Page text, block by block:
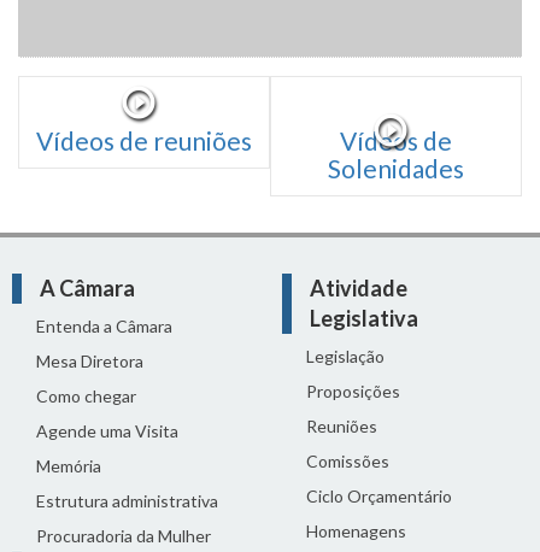
Vídeos de reuniões
Vídeos de
Solenidades
A Câmara
Entenda a Câmara
Mesa Diretora
Como chegar
Agende uma Visita
Memória
Estrutura administrativa
Procuradoria da Mulher
Atividade
Legislativa
Legislação
Proposições
Reuniões
Comissões
Ciclo Orçamentário
Homenagens